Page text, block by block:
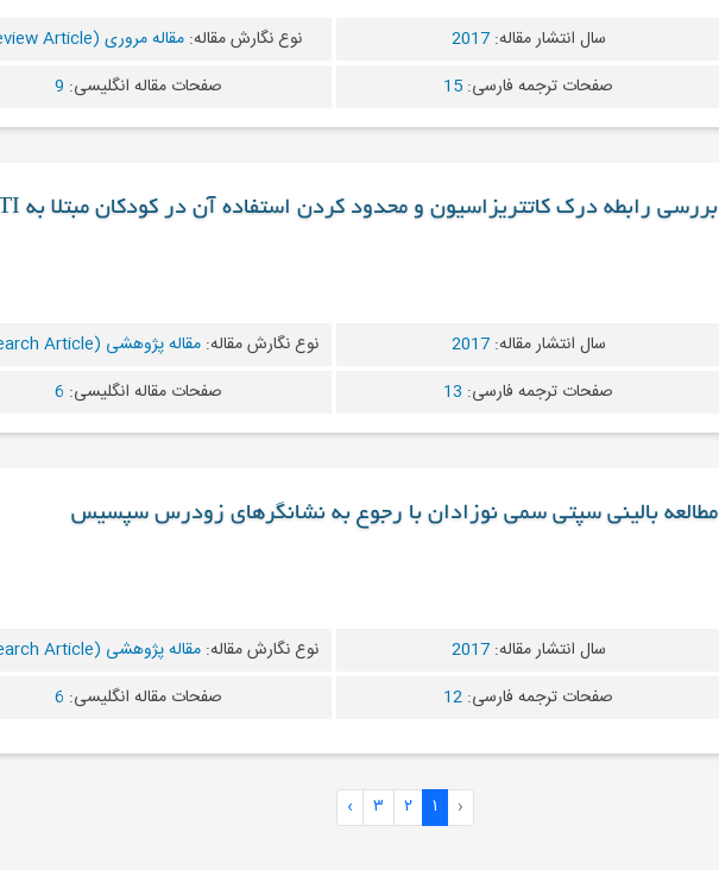
سال انتشار مقاله:2017 نوع نگارش مقاله:مقاله مروری (Review Article)
صفحات ترجمه فارسی: 15 صفحات مقاله انگلیسی: 9
بررسی رابطه درک کاتتریزاسیون و محدود کردن استفاده آن در کودکان مبتلا به UTI
سال انتشار مقاله:2017 نوع نگارش مقاله: مقاله پژوهشی (Research Article)
صفحات ترجمه فارسی: 13 صفحات مقاله انگلیسی: 6
مطالعه بالینی سپتی سمی نوزادان با رجوع به نشانگرهای زودرس سپسیس
سال انتشار مقاله:2017 نوع نگارش مقاله: مقاله پژوهشی (Research Article)
صفحات ترجمه فارسی: 12 صفحات مقاله انگلیسی: 6
‹ ۱ ۲ ۳ ›